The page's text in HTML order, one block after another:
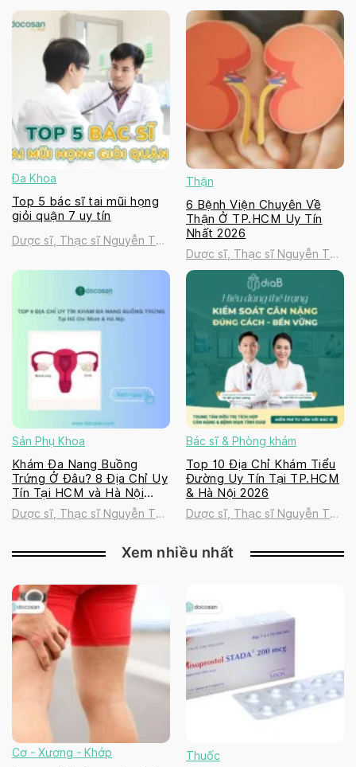
Đa Khoa
Top 5 bác sĩ tai mũi họng
giỏi quận 7 uy tín
Dược sĩ, Thạc sĩ Nguyễn Thị
Thận
6 Bệnh Viện Chuyên Về
Thận Ở TP.HCM Uy Tín
Nhất 2026
Dược sĩ, Thạc sĩ Nguyễn Thị
Thanh Tú
Sản Phụ Khoa
Khám Đa Nang Buồng
Trứng Ở Đâu? 8 Địa Chỉ Uy
Tín Tại HCM và Hà Nội
2026
Dược sĩ, Thạc sĩ Nguyễn Thị
Bác sĩ & Phòng khám
Top 10 Địa Chỉ Khám Tiểu
Đường Uy Tín Tại TP.HCM
& Hà Nội 2026
Dược sĩ, Thạc sĩ Nguyễn Thị
Xem nhiều nhất
Cơ - Xương - Khớp Thuốc